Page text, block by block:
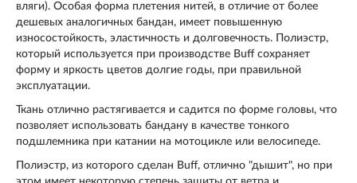
вляги). Особая форма плетения нитей, в отличие от более
дешевых аналогичных бандан, имеет повышенную
износостойкость, эластичность и долговечность. Полиэстр,
который используется при производстве Buff сохраняет
форму и яркость цветов долгие годы, при правильной
эксплуатации.
Ткань отлично растягивается и садится по форме головы, что
позволяет использовать бандану в качестве тонкого
подшлемника при катании на мотоцикле или велосипеде.
Полиэстр, из которого сделан Buff, отлично "дышит", но при